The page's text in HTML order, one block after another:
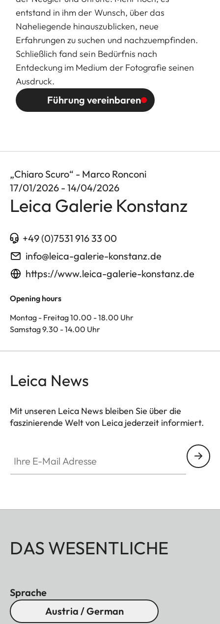
entstand in ihm der Wunsch, über das
Naheliegende hinauszublicken, neue
Erfahrungen zu suchen und nachzuempfinden.
Schließlich fand sein Bedürfnis nach
Entdeckung im Medium der Fotografie seinen
Ausdruck.
Führung vereinbaren
„Chiaro Scuro“ - Marco Ronconi
17/01/2026 - 14/04/2026
Leica Galerie Konstanz
+49 (0)7531 916 33 00
info@leica-galerie-konstanz.de
https://www.leica-galerie-konstanz.de
Opening hours
Montag - Freitag 10.00 - 18.00 Uhr
Samstag 9.30 - 14.00 Uhr
Leica News
Mit unseren Leica News bleiben Sie über die
faszinierende Welt von Leica jederzeit informiert.
DAS WESENTLICHE
Sprache
Austria / German